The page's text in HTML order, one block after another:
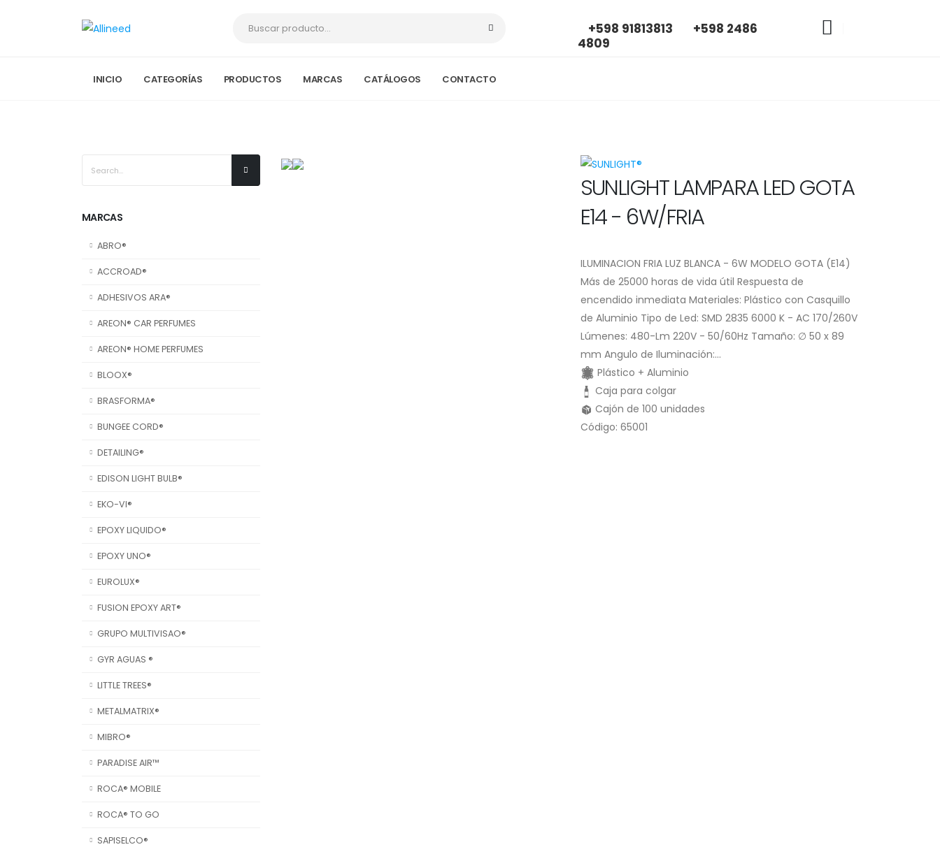
+598 91813813
+598 2486
4809
INICIO CATEGORÍAS PRODUCTOS MARCAS CATÁLOGOS CONTACTO
MARCAS
ABRO®
ACCROAD®
ADHESIVOS ARA®
AREON® CAR PERFUMES
AREON® HOME PERFUMES
BLOOX®
BRASFORMA®
BUNGEE CORD®
DETAILING®
EDISON LIGHT BULB®
EKO-VI®
EPOXY LIQUIDO®
EPOXY UNO®
EUROLUX®
FUSION EPOXY ART®
GRUPO MULTIVISAO®
GYR AGUAS ®
LITTLE TREES®
METALMATRIX®
MIBRO®
PARADISE AIR™
ROCA® MOBILE
ROCA® TO GO
SAPISELCO®
SUNLIGHT LAMPARA LED GOTA
E14 - 6W/FRIA
ILUMINACION FRIA LUZ BLANCA - 6W MODELO GOTA (E14)
Más de 25000 horas de vida útil Respuesta de
encendido inmediata Materiales: Plástico con Casquillo
de Aluminio Tipo de Led: SMD 2835 6000 K - AC 170/260V
Lúmenes: 480-Lm 220V - 50/60Hz Tamaño: ∅ 50 x 89
mm Angulo de Iluminación:...
Plástico + Aluminio
Caja para colgar
Cajón de 100 unidades
Código: 65001